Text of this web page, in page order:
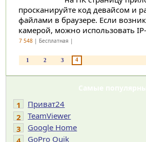
просканируйте код девайсом и
файлами в браузере. Если
камерой, можно использовать
7 548| Бесплатная |
1 2 3 4
Самые
1
Приват24
2
TeamViewer
3
Google Home
GoPro Quik